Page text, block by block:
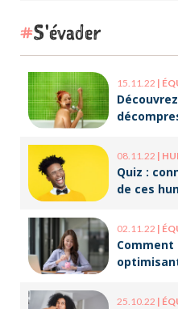
S'évader
15.11.22 |
08.11.22 |
Quiz :
de ces
02.11.22 |
25.10.22 |